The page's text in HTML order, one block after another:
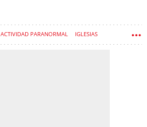
ACTIVIDAD PARANORMAL IGLESIAS